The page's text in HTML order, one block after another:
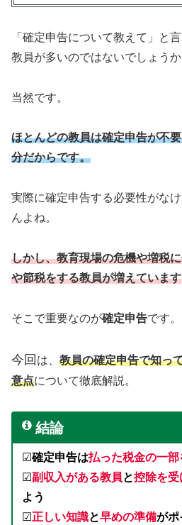
「確定申告について教えて」と
教員が多いのではないでしょうか
当然です。
ほとんどの教員は確定申告が不
分だからです。
実際に確定申告する必要性がな
んよね。
しかし、教育現場の危機や増税
や節税をする教員が増えていま
そこで重要なのが確定申告です。
今回 は、 教員の確定申告で知っ
意点について徹底解説。
結論
☑︎確定申告は払った税金の一
☑︎副収入がある教員と控除を受
よう
☑︎正しい知識と早めの準備がポ